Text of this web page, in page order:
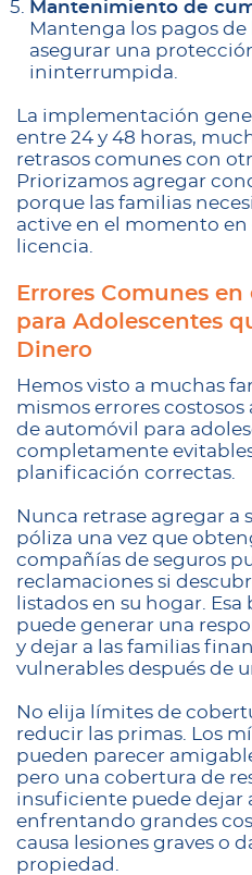
Mantenimiento de
Mantenga los pagos de
asegurar una
ininterrumpida.
La implementación
entre 24 y 48 horas,
retrasos comunes con
Priorizamos agregar
porque las familias
active en el momento en
licencia.
Errores Comunes
para Adolescentes
Dinero
Hemos visto a muchas
mismos errores
de automóvil para
completamente
planificación correctas.
Nunca retrase agregar a
póliza una vez que
compañías de seguros
reclamaciones si
listados en su hogar.
puede generar una
y dejar a las familias
vulnerables después de
No elija límites de
reducir las primas. Los
pueden parecer
pero una cobertura de
insuficiente puede dejar
enfrentando grandes
causa lesiones graves o
propiedad.